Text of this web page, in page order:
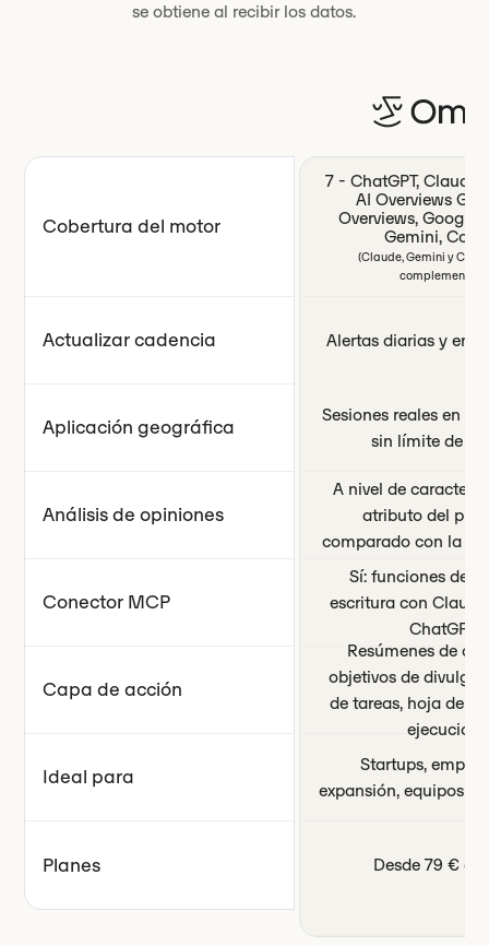
se obtiene al recibir los datos.
Cobertura del motor
Actualizar cadencia
Aplicación geográfica
Análisis de opiniones
Conector MCP
Capa de acción
Ideal para
Planes
7 - ChatGPT, Claude,
AI Overviews
Overviews, Google
Gemini,
(Claude, Gemini y
complementos.)
Alertas diarias y en
Sesiones reales en el
sin límite de
A nivel de
atributo del
comparado con la
Sí: funciones de
escritura con
ChatGPT
Resúmenes de
objetivos de
de tareas, hoja de
ejecución
Startups,
expansión, equipos
Desde 79 € al